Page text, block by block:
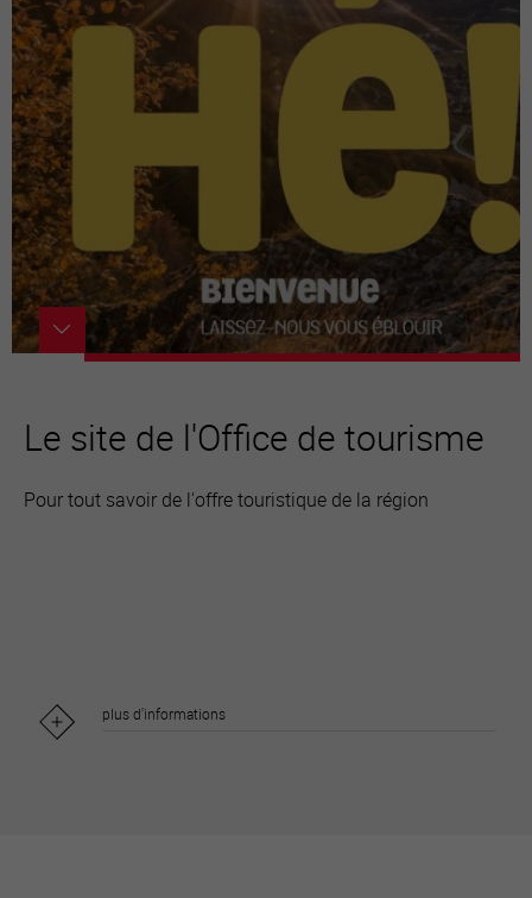
Le site de l'Office de tourisme
Pour tout savoir de l'offre touristique de la région
plus d'informations